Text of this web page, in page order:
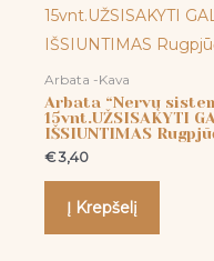
Arbata -Kava
Arbata “Nervų
15vnt.UŽSISAKYTI
IŠSIUNTIMAS
€3,40
Į Krepšelį